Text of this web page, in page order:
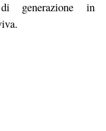
generazione in